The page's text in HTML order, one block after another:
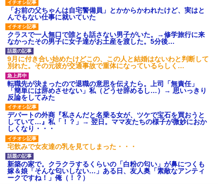
「お前の父ちゃんは自宅警備員」とかからかわれたけど、実はと
んでもない仕事に就いていた
クラスで一人無口で誰とも話さない男子がいた。→修学旅行に来
なかったその男子に女子達がお土産を渡した。5分後…
9月に付き合い始めたけどこの、この人と結婚はないわと判断して
別れた。その元彼が交通事故で重体になっているらしく…
転職先が決まったので退職の意思を伝えたら。上司「無責任」
「簡単には辞めさせない」私（どうせ辞めるし…）→ 思いっきり
反論をしてみた
デパートの外商『私さんだと名乗る女が、ツケで宝石を買おうと
していて…』私「！？」→ 翌日。ママ友たちの様子が微妙におか
しくなり・・・
宅飲みで女友達の乳を見てしまった・・・
新築の家で。クラクラするくらいの「白粉の匂い」が鼻につくも
嫁＆娘「そんな匂いしない…」ある日、友人奥「素敵なアンティ
ークですね！」俺（！？）